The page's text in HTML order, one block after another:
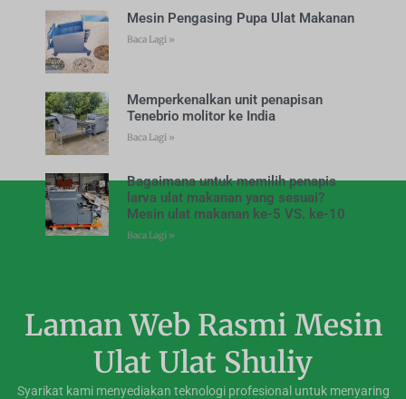
Mesin Pengasing Pupa Ulat Makanan
Baca Lagi »
Memperkenalkan unit penapisan
Tenebrio molitor ke India
Baca Lagi »
Bagaimana untuk memilih penapis
larva ulat makanan yang sesuai?
Mesin ulat makanan ke-5 VS. ke-10
Baca Lagi »
Laman Web Rasmi Mesin
Ulat Ulat Shuliy
Syarikat kami menyediakan teknologi profesional untuk menyaring